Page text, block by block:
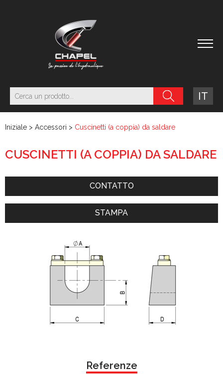
IT
Iniziale > Accessori > Cuscinetti (a coppia) da saldare
CUSCINETTI (A COPPIA) DA SALDARE
CONTATTO
STAMPA
Referenze